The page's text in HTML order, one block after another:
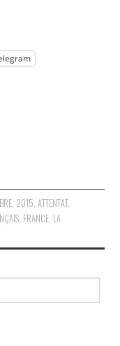
, 2015, ATTENTAT,
, FRANCE, LA